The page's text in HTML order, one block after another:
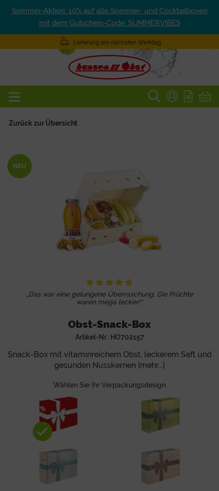
Sommer-Aktion: 10% auf alle Sommer- und Cocktailboxen
mit dem Gutschein-Code: SUMMERVIBES
Lieferung am nächsten Werktag
Zurück zur Übersicht
NEU
„Das war eine gelungene Überraschung. Die Früchte
waren mega lecker!“
Obst-Snack-Box
Artikel-Nr.: HO702157
Snack-Box mit vitaminreichem Obst, leckerem Saft und
gesunden Nusskernen [mehr...]
Wählen Sie Ihr Verpackungsdesign